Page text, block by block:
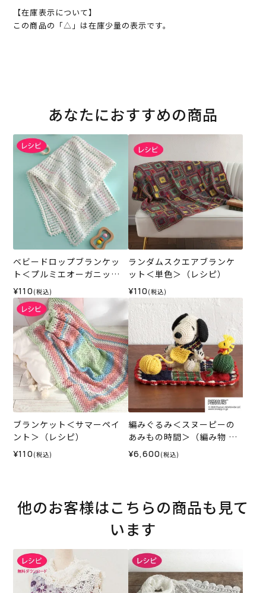
【在庫表示について】
この商品の「△」は在庫少量の表示です。
あなたにおすすめの商品
ベビードロップブランケッ
ト＜プルミエオーガニック
コットン＞（レシピ）
¥110 (税込)
ランダムスクエアブランケ
ット＜単色＞（レシピ）
¥110 (税込)
ブランケット＜サマーペイ
ント＞（レシピ）
¥110 (税込)
編みぐるみ＜スヌーピーの
あみもの時間＞（編み物 材
料セット）
¥6,600 (税込)
他のお客様はこちらの商品も見て
います